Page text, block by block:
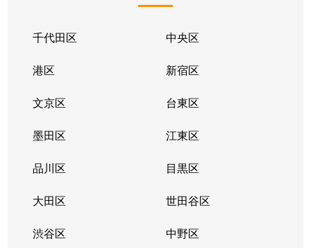
千代田区 中央区
港区 新宿区
文京区 台東区
墨田区 江東区
品川区 目黒区
大田区 世田谷区
渋谷区 中野区